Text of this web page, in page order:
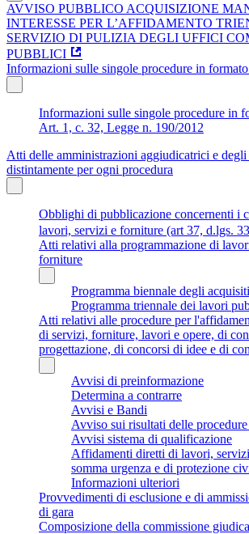
AVVISO PUBBLICO ACQUISIZIONE
INTERESSE PER L’AFFIDAMENTO
SERVIZIO DI PULIZIA DEGLI UFFICI
PUBBLICI
Informazioni sulle singole procedure in
Informazioni sulle singole procedure in
Art. 1, c. 32, Legge n. 190/2012
Atti delle amministrazioni aggiudicatrici e
distintamente per ogni procedura
Obblighi di pubblicazione concernenti i
lavori, servizi e forniture (art 37, d.lgs.
Atti relativi alla programmazione di
forniture
Programma biennale degli
Programma triennale dei lavori
Atti relativi alle procedure per
di servizi, forniture, lavori e opere, di
progettazione, di concorsi di idee e di
Avvisi di preinformazione
Determina a contrarre
Avvisi e Bandi
Avviso sui risultati delle
Avvisi sistema di qualificazione
Affidamenti diretti di lavori,
somma urgenza e di protezione
Informazioni ulteriori
Provvedimenti di esclusione e di
di gara
Composizione della commissione